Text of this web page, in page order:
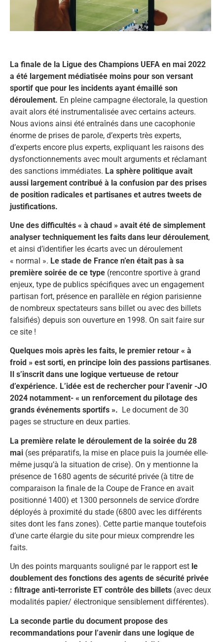
La finale de la Ligue des Champions UEFA en mai 2022
a été largement médiatisée moins pour son versant
sportif que pour les incidents ayant émaillé son
déroulement. En pleine campagne électorale, la question
avait alors été instrumentalisée avec certains acteurs.
Nous avions ainsi été entraînés dans une cacophonie
énorme de prises de parole, d’experts très experts,
d’experts encore plus experts, expliquant les raisons des
dysfonctionnements avec moult arguments et réclamant
des sanctions immédiates. La sphère politique avait
aussi largement contribué à la confusion par des prises
de position radicales et partisanes et autres tweets de
justifications.
Une des difficultés « à chaud » avait été de simplement
analyser techniquement les faits dans leur déroulement,
et ainsi d’identifier les écarts avec un déroulement
« normal ». Le stade de France n’en était pas à sa
première soirée de ce type (rencontre sportive à grand
enjeux, type de publics spécifiques avec un engagement
partisan fort, présence en parallèle en région parisienne
de nombreux spectateurs sans billet ou avec des billets
falsifiés) depuis son ouverture en 1998. On sait faire sur
ce site !
Quelques mois après les faits, le premier retour « à
froid » est sorti, en principe loin des passions partisanes.
Il s’inscrit dans une logique vertueuse de retour
d’expérience. L’idée est de rechercher pour l’avenir -JO
2024 notamment- « un renforcement du pilotage des
grands événements sportifs ». Le document de 30
pages se structure en deux parties.
La première relate le déroulement de la soirée du 28
mai (ses préparatifs, la mise en place puis la journée elle-
même jusqu’à la situation de crise). On y mentionne la
présence de 1680 agents de sécurité privée (à titre de
comparaison la finale de la Coupe de France en avait
positionné 1400) et 1300 personnels de service d’ordre
déployés à proximité du stade (6800 avec les différents
sites dont les fans zones). Cette partie manque toutefois
d’une carte élargie du site pour mieux comprendre les
faits.
Un des points marquants souligné par le rapport est le
doublement des fonctions des agents de sécurité privée
: filtrage anti-terroriste ET contrôle des billets (avec deux
modalités papier/ électronique sensiblement différentes).
La seconde partie du document propose des
recommandations pour l’avenir dans une logique de